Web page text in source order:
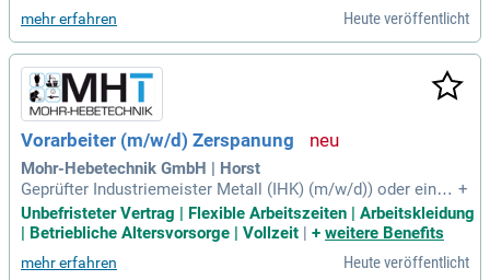
mehr erfahren Heute veröffentlicht
Vorarbeiter (m/w/d) Zerspanung
Mohr-Hebetechnik GmbH | Horst
Geprüfter Industriemeister Metall (IHK) (m/w/d)) oder einer
vergleichbaren Qualifikation; Erfahrung: Mehrjährige Berufse
rfahrung in der Zerspanung; Know-how: Gute ERP-Kenntniss
e, Gabelstaplerschein; Führungskompetenz: Erste Erfahrung
in der fachlichen
+
Unbefristeter Vertrag | Flexible Arbeitszeiten | Arbeitskleidung
| Betriebliche Altersvorsorge | Vollzeit | + weitere Benefits
mehr erfahren Heute veröffentlicht